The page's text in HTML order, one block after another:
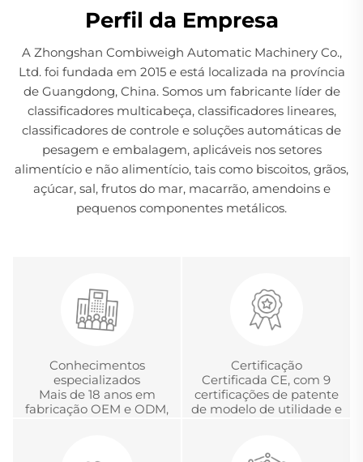
Perfil da Empresa
A Zhongshan Combiweigh Automatic Machinery Co.,
Ltd. foi fundada em 2015 e está localizada na província
de Guangdong, China. Somos um fabricante líder de
classificadores multicabeça, classificadores lineares,
classificadores de controle e soluções automáticas de
pesagem e embalagem, aplicáveis nos setores
alimentício e não alimentício, tais como biscoitos, grãos,
açúcar, sal, frutos do mar, macarrão, amendoins e
pequenos componentes metálicos.
Conhecimentos
especializados
Mais de 18 anos em
fabricação OEM e ODM,
Certificação
Certificada CE, com 9
certificações de patente
de modelo de utilidade e
em Metrologia.